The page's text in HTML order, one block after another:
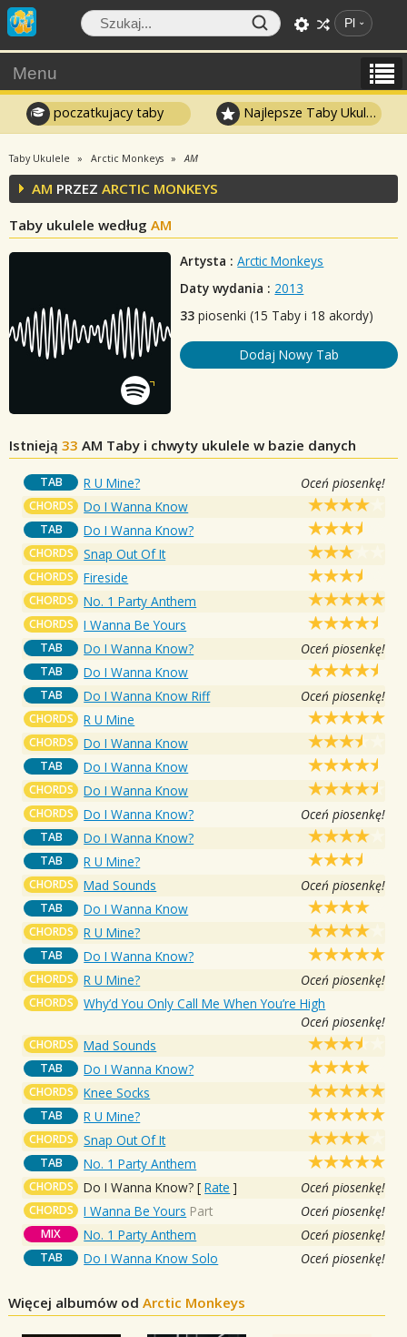
Pl
Menu
poczatkujacy taby Najlepsze Taby Ukulele
Taby Ukulele Arctic Monkeys AM
AM PRZEZ ARCTIC MONKEYS
Taby ukulele według AM
Artysta : Arctic Monkeys
Daty wydania : 2013
33 piosenki (15 Taby i 18 akordy)
Dodaj Nowy Tab
Istnieją 33 AM Taby i chwyty ukulele w bazie danych
TAB R U Mine? Oceń piosenkę!
CHORDS Do I Wanna Know
TAB Do I Wanna Know?
CHORDS Snap Out Of It
CHORDS Fireside
CHORDS No. 1 Party Anthem
CHORDS I Wanna Be Yours
TAB Do I Wanna Know? Oceń piosenkę!
TAB Do I Wanna Know
TAB Do I Wanna Know Riff Oceń piosenkę!
CHORDS R U Mine
CHORDS Do I Wanna Know
TAB Do I Wanna Know
CHORDS Do I Wanna Know
CHORDS Do I Wanna Know? Oceń piosenkę!
TAB Do I Wanna Know?
TAB R U Mine?
CHORDS Mad Sounds Oceń piosenkę!
TAB Do I Wanna Know
CHORDS R U Mine?
TAB Do I Wanna Know?
CHORDS R U Mine? Oceń piosenkę!
CHORDS
Why’d You Only Call Me When You’re High
Oceń piosenkę!
CHORDS Mad Sounds
TAB Do I Wanna Know?
CHORDS Knee Socks
TAB R U Mine?
CHORDS Snap Out Of It
TAB No. 1 Party Anthem
CHORDS Do I Wanna Know? [Rate ] Oceń piosenkę!
CHORDS I Wanna Be Yours Part Oceń piosenkę!
MIX No. 1 Party Anthem Oceń piosenkę!
TAB Do I Wanna Know Solo Oceń piosenkę!
Więcej albumów odArctic Monkeys